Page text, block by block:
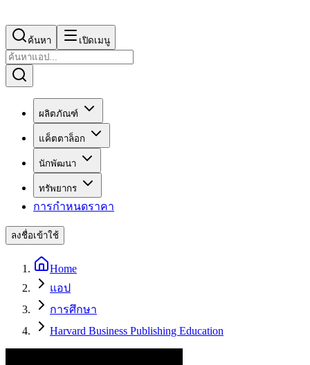
ค้นหา เปิดเมนู
ผลิตภัณฑ์
แค็ตตาล็อก
นักพัฒนา
ทรัพยากร
การกำหนดราคา
ลงชื่อเข้าใช้
Home
แอป
การศึกษา
Harvard Business Publishing Education